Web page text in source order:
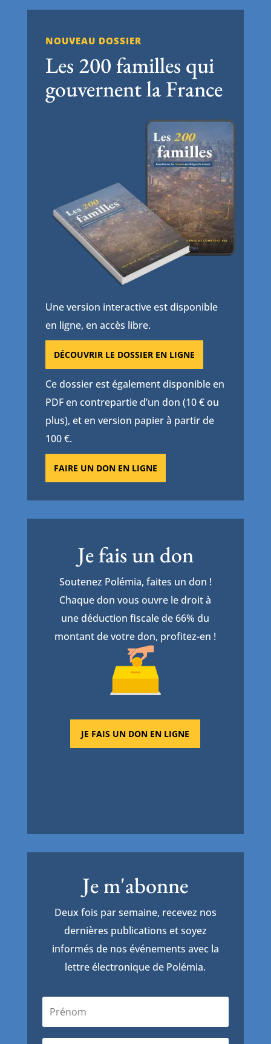
NOUVEAU DOSSIER
Les 200 familles qui
gouvernent la France
Une version interactive est disponible
en ligne, en accès libre.
DÉCOUVRIR LE DOSSIER EN LIGNE
Ce dossier est également disponible en
PDF en contrepartie d’un don (10 € ou
plus), et en version papier à partir de
100 €.
FAIRE UN DON EN LIGNE
Je fais un don
Soutenez Polémia, faites un don !
Chaque don vous ouvre le droit à
une déduction fiscale de 66% du
montant de votre don, profitez-en !
JE FAIS UN DON EN LIGNE
Je m'abonne
Deux fois par semaine, recevez nos
dernières publications et soyez
informés de nos événements avec la
lettre électronique de Polémia.